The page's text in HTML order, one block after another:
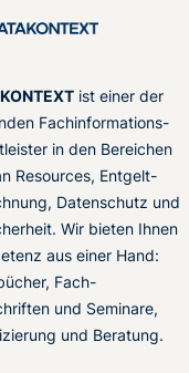
ist einer der
Fachinformations-
in den Bereichen
Resources, Entgelt-
Datenschutz und
Wir bieten Ihnen
aus einer Hand:
Fach-
und Seminare,
und Beratung.